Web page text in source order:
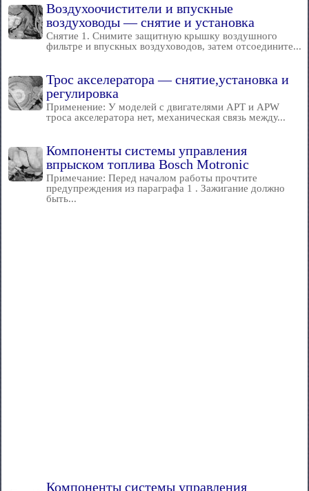
Воздухоочистители и впускные
воздуховоды — снятие и установка
Снятие 1. Снимите защитную крышку воздушного
фильтре и впускных воздуховодов, затем отсоедините...
Трос акселератора — снятие,установка и
регулировка
Применение: У моделей с двигателями APT и APW
троса акселератора нет, механическая связь между...
Компоненты системы управления
впрыском топлива Bosch Motronic
Примечание: Перед началом работы прочтите
предупреждения из параграфа 1 . Зажигание должно
быть...
Компоненты системы управления